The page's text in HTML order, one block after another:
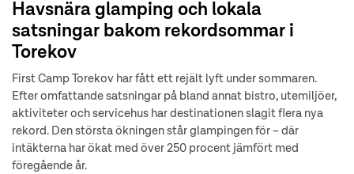
Havsnära glamping och lokala
satsningar bakom rekordsommar i
Torekov
First Camp Torekov har fått ett rejält lyft under sommaren.
Efter omfattande satsningar på bland annat bistro, utemiljöer,
aktiviteter och servicehus har destinationen slagit flera nya
rekord. Den största ökningen står glampingen för – där
intäkterna har ökat med över 250 procent jämfört med
föregående år.